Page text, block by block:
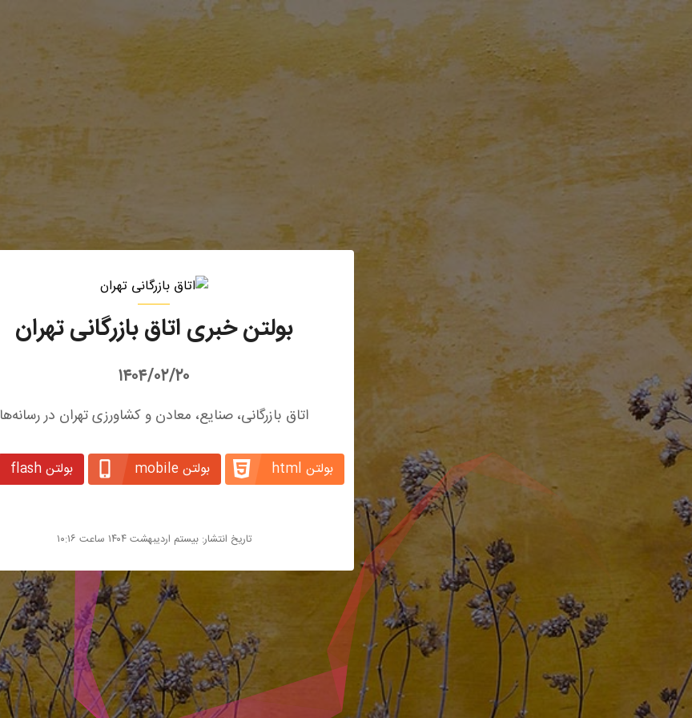
بولتن خبری اتاق بازرگانی تهران
۱۴۰۴/۰۲/۲۰
اتاق بازرگانی، صنایع، معادن و کشاورزی تهران در رسانه‌ها
بولتن html بولتن mobile بولتن flash
تاریخ انتشار: بیستم اردیبهشت ۱۴۰۴ ساعت ۱۰:۱۶